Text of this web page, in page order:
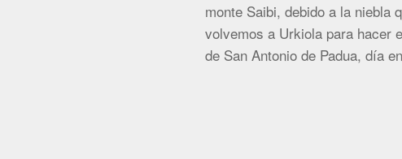
monte Saibi, debido a la niebla
volvemos a Urkiola para hacer
de San Antonio de Padua, día